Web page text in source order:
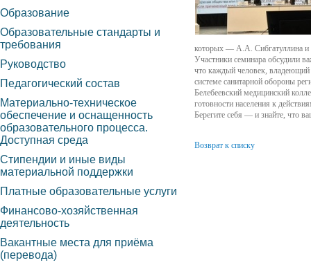
которых — А.А. Сибгатуллина
Участники семинара обсудили
что каждый человек,
системе санитарной обороны
Белебеевский медицинский
готовности населения к
Берегите себя — и знайте, что
Возврат к списку
Образование
Образовательные стандарты и
требования
Руководство
Педагогический состав
Материально-техническое
обеспечение и оснащенность
образовательного процесса.
Доступная среда
Стипендии и иные виды
материальной поддержки
Платные образовательные услуги
Финансово-хозяйственная
деятельность
Вакантные места для приёма
(перевода)